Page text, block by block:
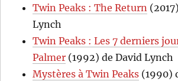
Twin Peaks : The Return
Lynch
Twin Peaks : Les 7 derniers
Palmer (1992) de David Lynch
Mystères à Twin Peaks (1990)